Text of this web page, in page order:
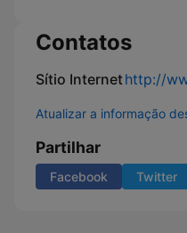
Contatos
Sítio Internethttp://
Atualizar a informação
Partilhar
Facebook Twitter